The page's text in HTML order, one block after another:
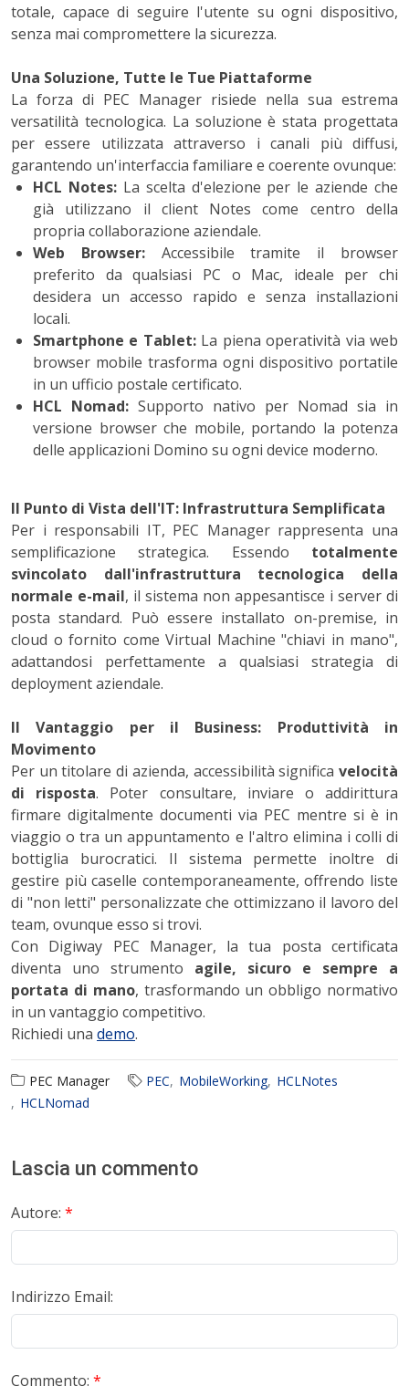
totale, capace di seguire l'utente su ogni dispositivo,
senza mai compromettere la sicurezza.
Una Soluzione, Tutte le Tue Piattaforme
La forza di PEC Manager risiede nella sua estrema
versatilità tecnologica. La soluzione è stata progettata
per essere utilizzata attraverso i canali più diffusi,
garantendo un'interfaccia familiare e coerente ovunque:
HCL Notes:La scelta d'elezione per le aziende che
già utilizzano il client Notes come centro della
propria collaborazione aziendale.
Web Browser:Accessibile tramite il browser
preferito da qualsiasi PC o Mac, ideale per chi
desidera un accesso rapido e senza installazioni
locali.
Smartphone e Tablet:La piena operatività via web
browser mobile trasforma ogni dispositivo portatile
in un ufficio postale certificato.
HCL Nomad: Supporto nativo per Nomad sia in
versione browser che mobile, portando la potenza
delle applicazioni Domino su ogni device moderno.
Il Punto di Vista dell'IT: Infrastruttura Semplificata
Per i responsabili IT, PEC Manager rappresenta una
semplificazione strategica. Essendo totalmente
svincolato dall'infrastruttura tecnologica della
normale e-mail, il sistema non appesantisce i server di
posta standard. Può essere installato on-premise, in
cloud o fornito come Virtual Machine "chiavi in mano",
adattandosi perfettamente a qualsiasi strategia di
deployment aziendale.
Il Vantaggio per il Business: Produttività in
Movimento
Per un titolare di azienda, accessibilità significa velocità
di risposta. Poter consultare, inviare o addirittura
firmare digitalmente documenti via PEC mentre si è in
viaggio o tra un appuntamento e l'altro elimina i colli di
bottiglia burocratici. Il sistema permette inoltre di
gestire più caselle contemporaneamente, offrendo liste
di "non letti" personalizzate che ottimizzano il lavoro del
team, ovunque esso si trovi.
Con Digiway PEC Manager, la tua posta certificata
diventa uno strumento agile, sicuro e sempre a
portata di mano, trasformando un obbligo normativo
in un vantaggio competitivo.
Richiedi una demo.
PEC Manager PEC MobileWorking HCLNotes
HCLNomad
Lascia un commento
Autore: *
Indirizzo Email:
Commento: *